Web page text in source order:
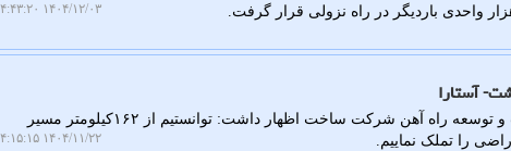
۱۴۰۴/۱۲/۰۳ ۱۴:۴۳:۲۰
به گزارش کار در محل، معاون ساخت و توسعه راه آهن شرکت ساخت اظهار داشت: توانستیم از ۱۶۲کیلومتر مسیر
۱۴۰۴/۱۱/۲۲ ۱۴:۱۵:۱۵